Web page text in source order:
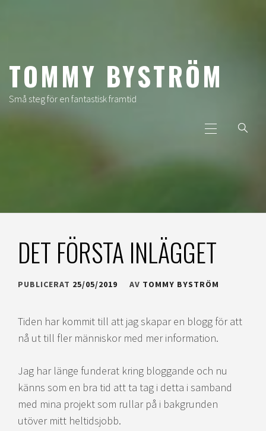
TOMMY BYSTRÖM
Små steg för en fantastisk framtid
meny
DET FÖRSTA INLÄGGET
PUBLICERAT 25/05/2019 AV TOMMY BYSTRÖM
Tiden har kommit till att jag skapar en blogg för att
nå ut till fler människor med mer information.
Jag har länge funderat kring bloggande och nu
känns som en bra tid att ta tag i detta i samband
med mina projekt som rullar på i bakgrunden
utöver mitt heltidsjobb.